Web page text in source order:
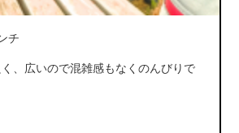
チ
、広いので混雑感もなくのんびりで